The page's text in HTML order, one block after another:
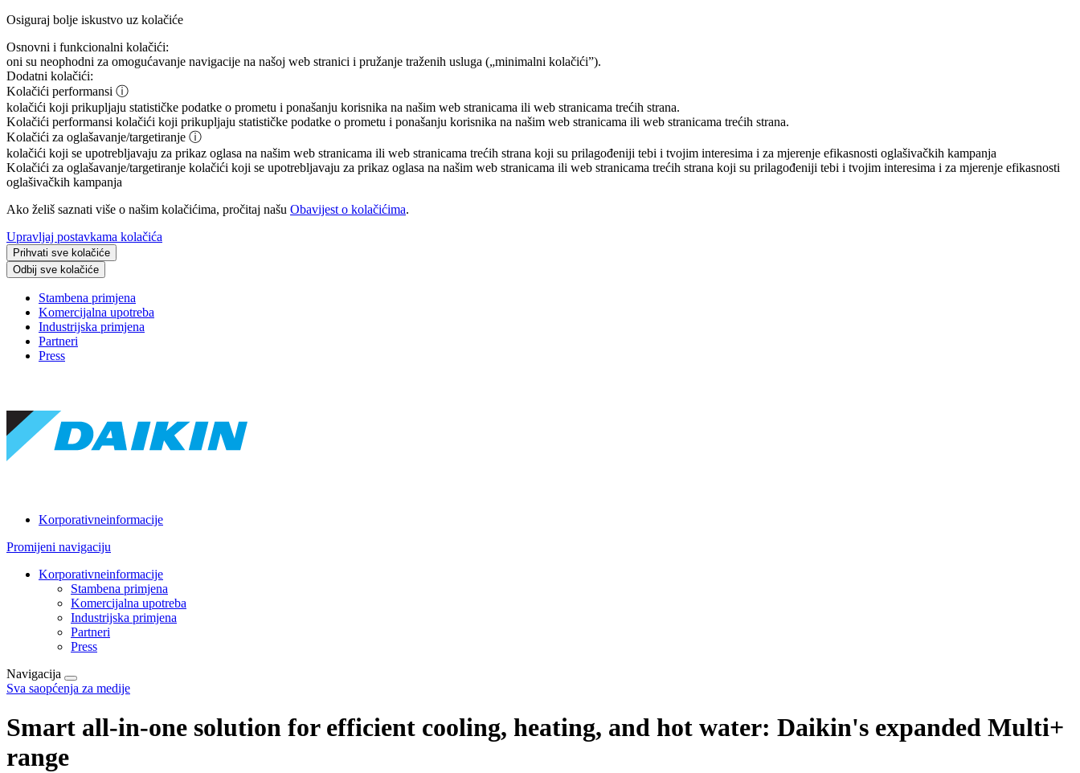
Osiguraj bolje iskustvo uz kolačiće
Osnovni i funkcionalni kolačići:
oni su neophodni za omogućavanje navigacije na našoj web stranici i pružanje traženih usluga („minimalni kolačići”).
Dodatni kolačići:
Kolačići performansi ⓘ
kolačići koji prikupljaju statističke podatke o prometu i ponašanju korisnika na našim web stranicama ili web stranicama trećih strana.
Kolačići performansi kolačići koji prikupljaju statističke podatke o prometu i ponašanju korisnika na našim web stranicama ili web stranicama trećih strana.
Kolačići za oglašavanje/targetiranje ⓘ
kolačići koji se upotrebljavaju za prikaz oglasa na našim web stranicama ili web stranicama trećih strana koji su prilagođeniji tebi i tvojim interesima i za mjerenje efikasnosti oglašivačkih kampanja
Kolačići za oglašavanje/targetiranje kolačići koji se upotrebljavaju za prikaz oglasa na našim web stranicama ili web stranicama trećih strana koji su prilagođeniji tebi i tvojim interesima i za mjerenje efikasnosti
oglašivačkih kampanja
Ako želiš saznati više o našim kolačićima, pročitaj našu Obavijest o kolačićima.
Upravljaj postavkama kolačića
Prihvati sve kolačiće
Odbij sve kolačiće
Stambena primjena
Komercijalna upotreba
Industrijska primjena
Partneri
Press
Korporativneinformacije
Promijeni navigaciju
Korporativneinformacije
Stambena primjena
Komercijalna upotreba
Industrijska primjena
Partneri
Press
Navigacija
Sva saopćenja za medije
Smart all-in-one solution for efficient cooling, heating, and hot water: Daikin's expanded Multi+
range